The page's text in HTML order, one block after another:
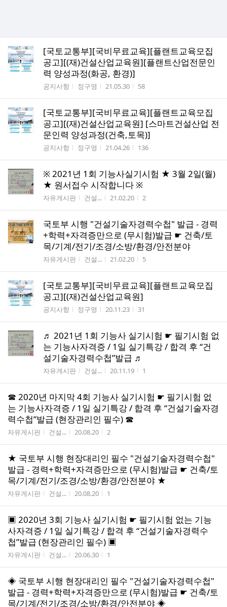
[국토교통부][국비무료교육][플랜트교육모집
공고][(재)건설산업교육원][플랜트산업전문인
력 양성과정(화공, 환경)]
게시판명
공지사항 작성자
정구영 작성시간
21.05.30 조회수
58
[국토교통부][국비무료교육][플랜트교육모집
공고][(재)건설산업교육원] [스마트건설산업 전
문인력 양성과정(건축,토목)]
게시판명
공지사항 작성자
정구영 작성시간
21.04.26 조회수
136
※ 2021년 1회 기능사실기시험 ★ 3월 2일(월)
★ 원서접수 시작합니다 ※
게시판명
자유게시판 작성자
건설... 작성시간
21.02.20 조회수
2
국토부 시행 "건설기술자경력수첩" 발급 - 경력
+학력+자격증만으로 (무시험)발급 ☛ 건축/토
목/기계/전기/조경/소방/환경/안전분야
게시판명
자유게시판 작성자
건설... 작성시간
21.02.20 조회수
5
[국토교통부][국비무료교육][플랜트교육모집
공고][(재)건설산업교육원]
게시판명
공지사항 작성자
정구영 작성시간
20.11.23 조회수
31
♬ 2021년 1회 기능사 실기시험 ☛ 필기시험 없
는 기능사자격증 / 1일 실기특강 / 합격 후 “건
설기술자경력수첩”발급 ♬
게시판명
자유게시판 작성자
건설... 작성시간
20.11.19 조회수
1
☎ 2020년 마지막 4회 기능사 실기시험 ☛ 필기시험 없
는 기능사자격증 / 1일 실기특강 / 합격 후 “건설기술자경
력수첩”발급 (현장관리인 필수) ☎
게시판명
자유게시판 작성자
건설... 작성시간
20.08.20 조회수
2
★ 국토부 시행 현장대리인 필수 "건설기술자경력수첩"
발급 - 경력+학력+자격증만으로 (무시험)발급 ☛ 건축/토
목/기계/전기/조경/소방/환경/안전분야 ★
게시판명
자유게시판 작성자
건설... 작성시간
20.08.20 조회수
1
▣ 2020년 3회 기능사 실기시험 ☛ 필기시험 없는 기능
사자격증 / 1일 실기특강 / 합격 후 “건설기술자경력수
첩”발급 (현장관리인 필수) ▣
게시판명
자유게시판 작성자
건설... 작성시간
20.06.30 조회수
1
◈ 국토부 시행 현장대리인 필수 "건설기술자경력수첩"
발급 - 경력+학력+자격증만으로 (무시험)발급 ☛ 건축/토
목/기계/전기/조경/소방/환경/안전분야 ◈